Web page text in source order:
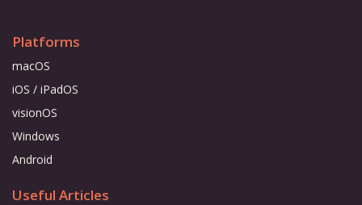
Platforms
macOS
iOS / iPadOS
visionOS
Windows
Android
Useful Articles